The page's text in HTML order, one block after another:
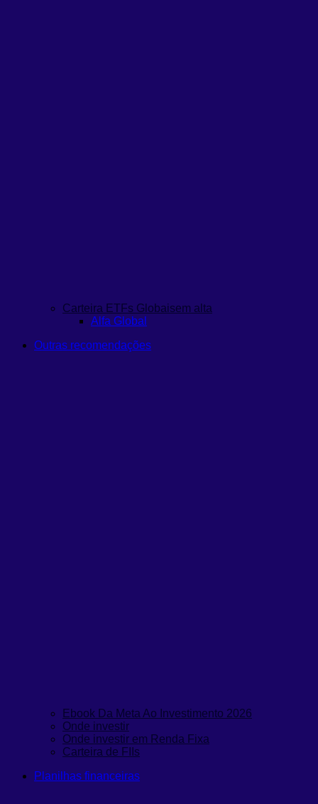
Carteira ETFs Globaisem alta
Alfa Global
Outras recomendações
Ebook Da Meta Ao Investimento 2026
Onde investir
Onde investir em Renda Fixa
Carteira de FIIs
Planilhas financeiras